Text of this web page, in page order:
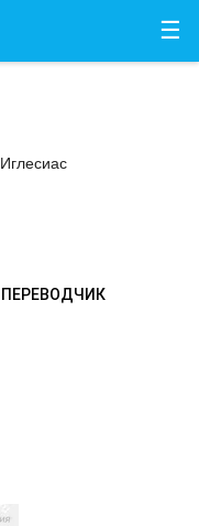
☰
Иглесиас
ПЕРЕВОДЧИК